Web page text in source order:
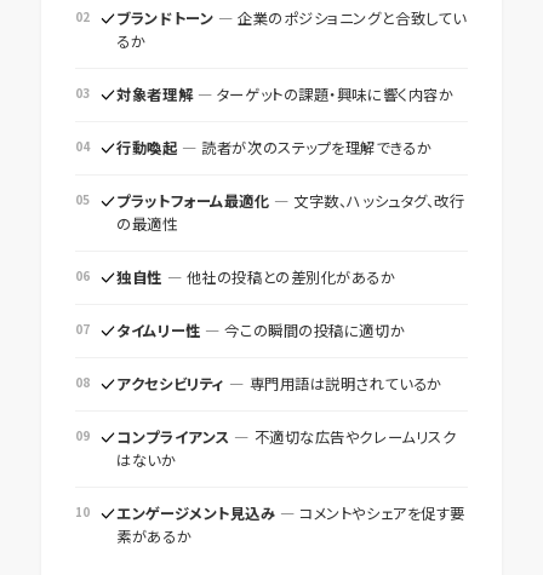
02 ブランドトーン ― 企業のポジショニングと合致してい
るか
03 対象者理解― ターゲットの課題・興味に響く内容か
04 行動喚起 ― 読者が次のステップを理解できるか
05 プラットフォーム最適化 ― 文字数、ハッシュタグ、改行
の最適性
06 独自性 ― 他社の投稿との差別化があるか
07 タイムリー性 ― 今この瞬間の投稿に適切か
08 アクセシビリティ ― 専門用語は説明されているか
09 コンプライアンス ― 不適切な広告やクレームリスク
はないか
10 エンゲージメント見込み ― コメントやシェアを促す要
素があるか